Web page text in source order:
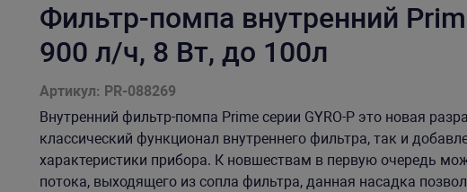
Фильтр-помпа внутренний
900 л/ч, 8 Вт, до 100л
Артикул: PR-088269
Внутренний фильтр-помпа Prime серии GYRO-Р это новая
классический функционал внутреннего фильтра, так и
характеристики прибора. К новшествам в первую очередь
потока, выходящего из сопла фильтра, данная насадка